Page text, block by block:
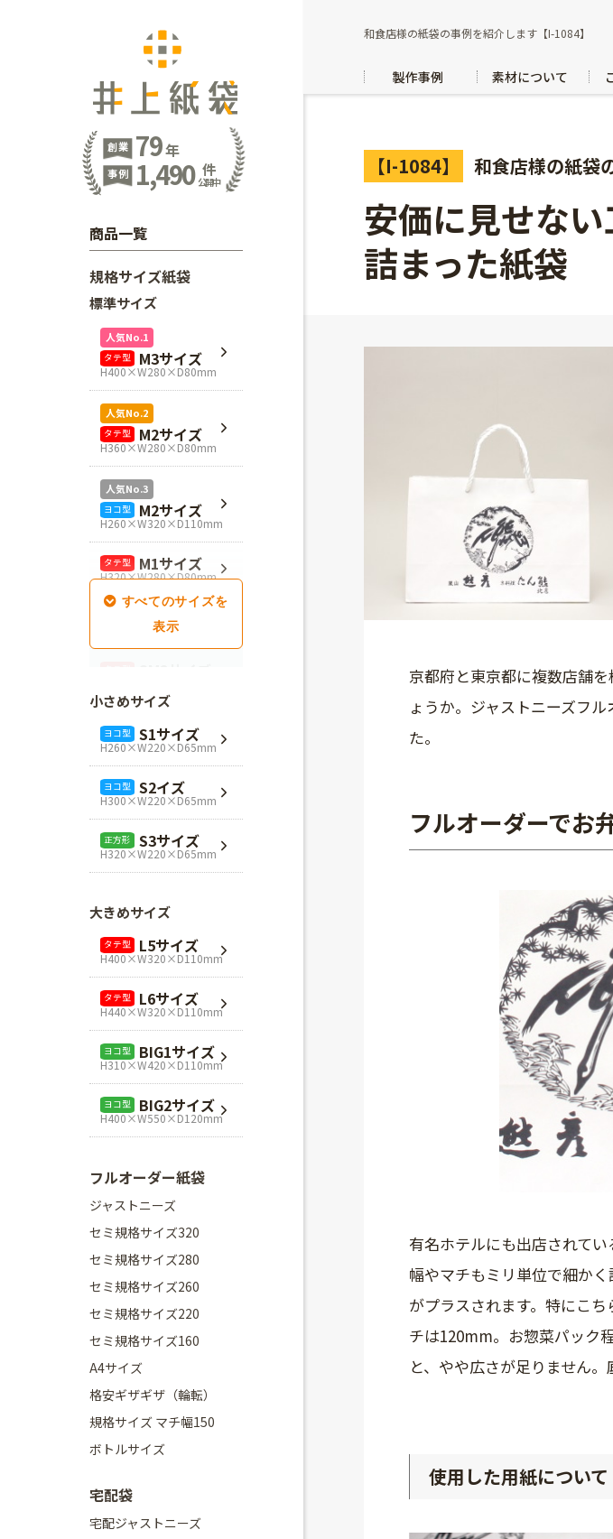
和食店様の紙袋の事例を紹介します【I-1084】
製作事例 素材について
【I-1084】 和食店様の紙袋
安価に見せな
詰まった紙袋
京都府と東京都に複数店舗
ょうか。ジャストニーズフ
た。
フルオーダーでお
有名ホテルにも出店されて
幅やマチもミリ単位で細か
がプラスされます。特にこ
チは120mm。お惣菜パック
と、やや広さが足りません
使用した用紙について
創業 79年
事例 1,490 件
公開中
商品一覧
規格サイズ紙袋
標準サイズ
人気No.1
タテ型 M3サイズ
H400×W280×D80mm
人気No.2
タテ型 M2サイズ
H360×W280×D80mm
人気No.3
ヨコ型 M2サイズ
H260×W320×D110mm
タテ型 M1サイズ
H320×W280×D80mm
SM1サイズ
H280×W260×D100mm
SM3サイズ
H360×W260×D100mm
L4サイズ
H360×W320×D110mm
L1サイズ
H240×W320×D110mm
正方形 Mスクエア
H280×W280×D80mm
正方形 Lスクエア
H320×W320×D110mm
小さめサイズ
ヨコ型 S1サイズ
H260×W220×D65mm
ヨコ型 S2イズ
H300×W220×D65mm
正方形 S3サイズ
H320×W220×D65mm
大きめサイズ
タテ型 L5サイズ
H400×W320×D110mm
タテ型 L6サイズ
H440×W320×D110mm
ヨコ型 BIG1サイズ
H310×W420×D110mm
ヨコ型 BIG2サイズ
H400×W550×D120mm
フルオーダー紙袋
ジャストニーズ
セミ規格サイズ320
セミ規格サイズ280
セミ規格サイズ260
セミ規格サイズ220
セミ規格サイズ160
A4サイズ
格安ギザギザ（輪転）
規格サイズ マチ幅150
ボトルサイズ
宅配袋
宅配ジャストニーズ